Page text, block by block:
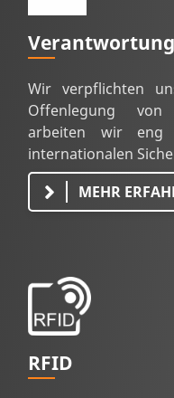
Wir verpflichten
Offenlegung von
arbeiten wir eng
internationalen
MEHR
RFID